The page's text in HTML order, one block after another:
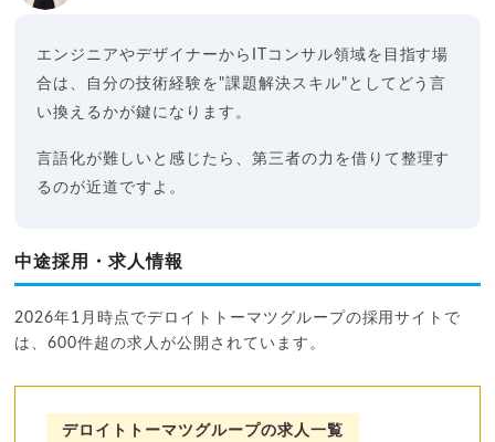
エンジニアやデザイナーからITコンサル領域を目指す場
合は、自分の技術経験を"課題解決スキル"としてどう言
い換えるかが鍵になります。
言語化が難しいと感じたら、第三者の力を借りて整理す
るのが近道ですよ。
中途採用・求人情報
2026年1月時点でデロイトトーマツグループの採用サイトで
は、600件超の求人が公開されています。
デロイトトーマツグループの求人一覧